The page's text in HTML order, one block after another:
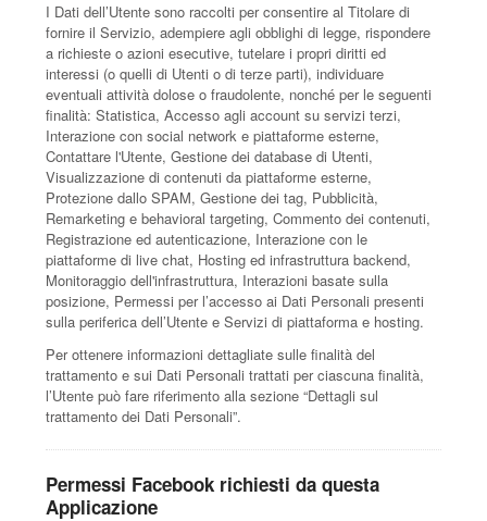
I Dati dell’Utente sono raccolti per consentire al Titolare di
fornire il Servizio, adempiere agli obblighi di legge, rispondere
a richieste o azioni esecutive, tutelare i propri diritti ed
interessi (o quelli di Utenti o di terze parti), individuare
eventuali attività dolose o fraudolente, nonché per le seguenti
finalità: Statistica, Accesso agli account su servizi terzi,
Interazione con social network e piattaforme esterne,
Contattare l'Utente, Gestione dei database di Utenti,
Visualizzazione di contenuti da piattaforme esterne,
Protezione dallo SPAM, Gestione dei tag, Pubblicità,
Remarketing e behavioral targeting, Commento dei contenuti,
Registrazione ed autenticazione, Interazione con le
piattaforme di live chat, Hosting ed infrastruttura backend,
Monitoraggio dell'infrastruttura, Interazioni basate sulla
posizione, Permessi per l’accesso ai Dati Personali presenti
sulla periferica dell’Utente e Servizi di piattaforma e hosting.
Per ottenere informazioni dettagliate sulle finalità del
trattamento e sui Dati Personali trattati per ciascuna finalità,
l’Utente può fare riferimento alla sezione “Dettagli sul
trattamento dei Dati Personali”.
Permessi Facebook richiesti da questa
Applicazione